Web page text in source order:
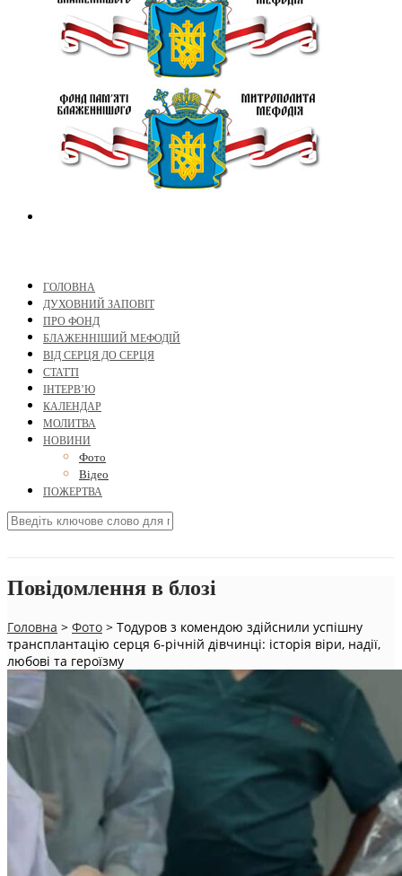
ГОЛОВНА
ДУХОВНИЙ ЗАПОВІТ
ПРО ФОНД
БЛАЖЕННІШИЙ МЕФОДІЙ
ВІД СЕРЦЯ ДО СЕРЦЯ
СТАТТІ
ІНТЕРВ’Ю
КАЛЕНДАР
МОЛИТВА
НОВИНИ
Фото
Відео
ПОЖЕРТВА
Повідомлення в блозі
Головна > Фото > Тодуров з комендою здійснили успішну
трансплантацію серця 6-річній дівчинці: історія віри, надії,
любові та героїзму